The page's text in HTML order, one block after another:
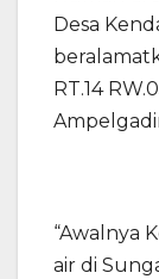
Desa
RT.14
“Awalnya
air di